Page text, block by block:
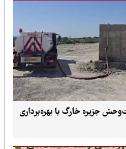
جزیره خارگ با بهره‌برداری